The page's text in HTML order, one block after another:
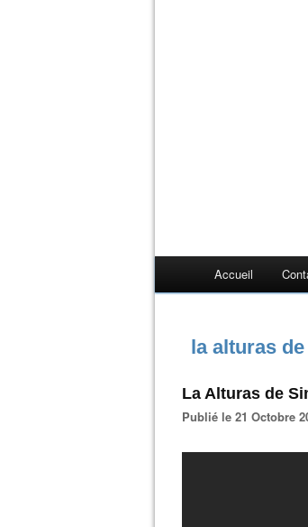
Accueil
la alturas
La Alturas de
Publié le 21 Octobre